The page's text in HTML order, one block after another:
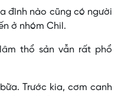
đình nào cũng có người
ở nhóm Chil.
thổ sản vẫn rất phổ
Trước kia, cơm canh